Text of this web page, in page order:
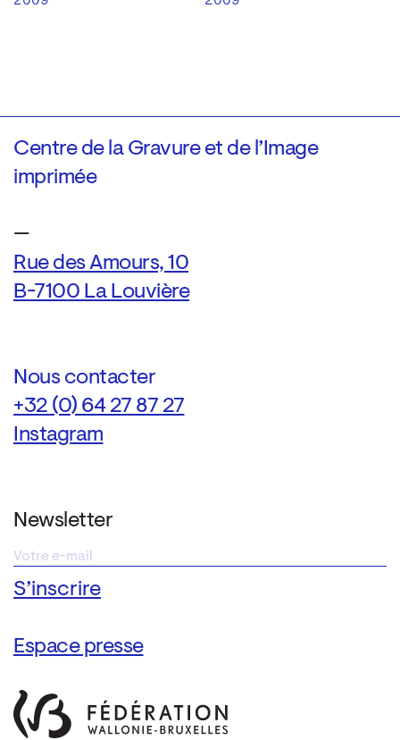
Centre de la Gravure et de l’Image
imprimée
—
Rue des Amours, 10
B-7100 La Louvière
Nous contacter
+32 (0) 64 27 87 27
Instagram
Newsletter
Espace presse